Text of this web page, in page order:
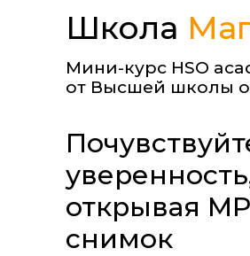
Мини-курс HSO
от Высшей школы
открывая
снимок
Школа